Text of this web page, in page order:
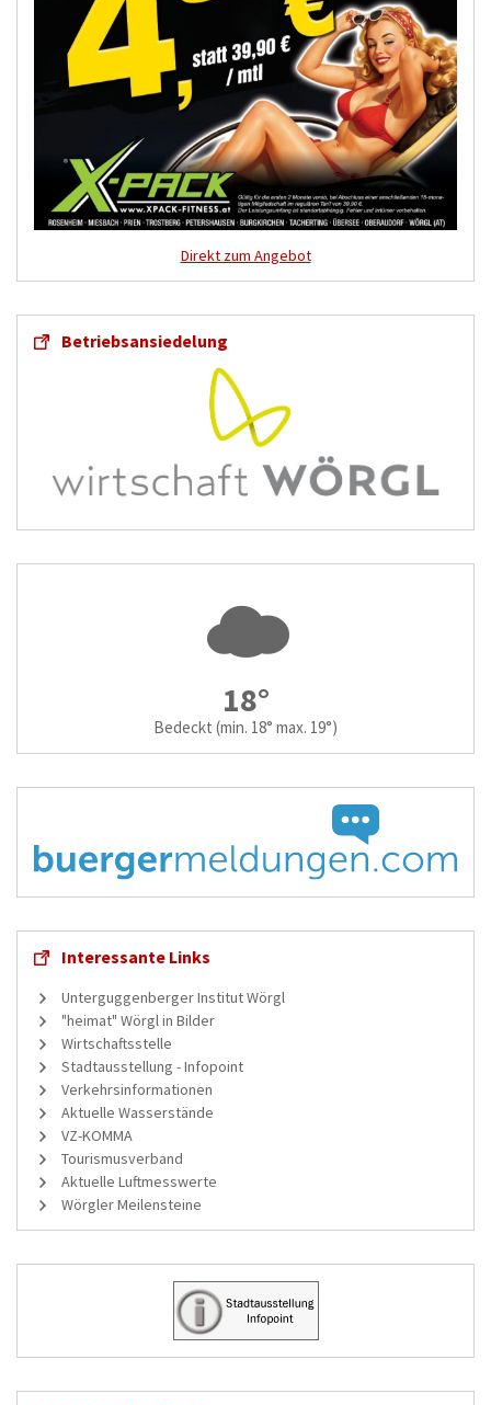
Direkt zum Angebot
Betriebsansiedelung
18°
Bedeckt (min. 18° max. 19°)
Interessante Links
Unterguggenberger Institut Wörgl
"heimat" Wörgl in Bilder
Wirtschaftsstelle
Stadtausstellung - Infopoint
Verkehrsinformationen
Aktuelle Wasserstände
VZ-KOMMA
Tourismusverband
Aktuelle Luftmesswerte
Wörgler Meilensteine